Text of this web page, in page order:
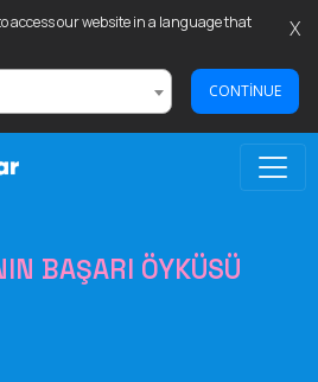
access our website in a language that
CONTINUE
X
BAŞARI ÖYKÜSÜ